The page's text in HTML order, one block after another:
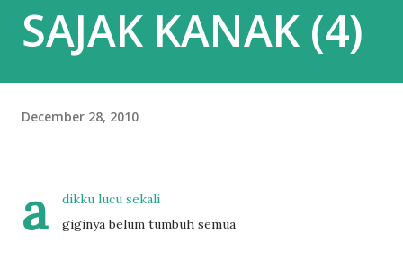
SAJAK KANAK (4)
December 28, 2010
a
dikku lucu sekali
giginya belum tumbuh semua